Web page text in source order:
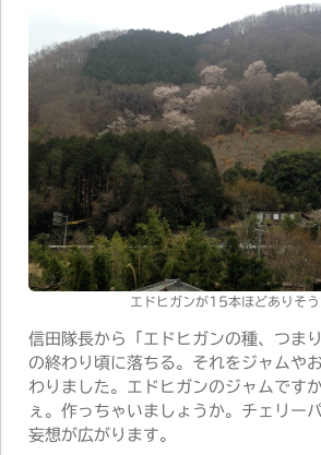
エドヒガンが15本ほどありそう
信田隊長から「エドヒガンの種、つま
の終わり頃に落ちる。それをジャムや
わりました。エドヒガンのジャムです
ぇ。作っちゃいましょうか。チェリー
妄想が広がります。